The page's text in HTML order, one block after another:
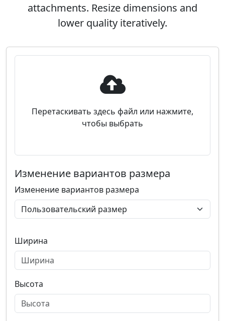
attachments. Resize dimensions and
lower quality iteratively.
Перетаскивать здесь файл или нажмите,
чтобы выбрать
Изменение вариантов размера
Изменение вариантов размера
Ширина
Высота